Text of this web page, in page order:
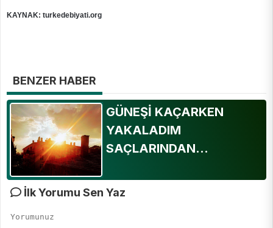
KAYNAK: turkedebiyati.org
BENZER HABER
GÜNEŞİ KAÇARKEN
YAKALADIM
SAÇLARINDAN...
İlk Yorumu Sen Yaz